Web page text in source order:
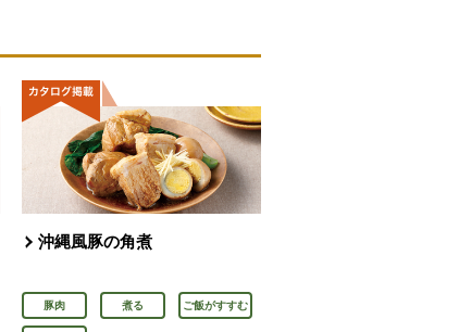
沖縄風豚の角煮
豚肉 煮る ご飯がすすむ